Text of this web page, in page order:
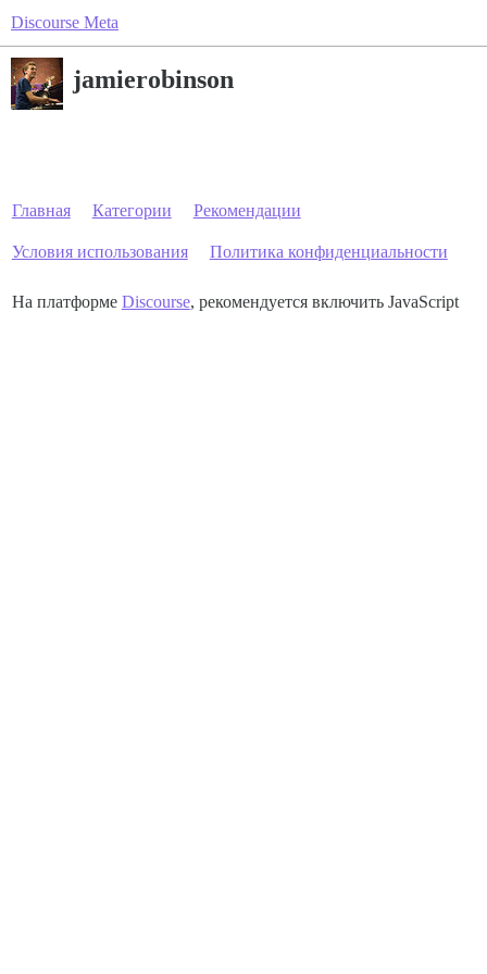
Discourse Meta
jamierobinson
Главная Категории Рекомендации
Условия использования Политика конфиденциальности
На платформе Discourse, рекомендуется включить JavaScript